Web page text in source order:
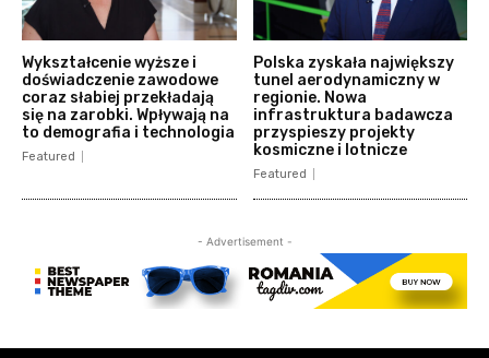
Wykształcenie wyższe i
doświadczenie zawodowe
coraz słabiej przekładają
się na zarobki. Wpływają na
to demografia i technologia
Featured
Polska zyskała największy
tunel aerodynamiczny w
regionie. Nowa
infrastruktura badawcza
przyspieszy projekty
kosmiczne i lotnicze
Featured
- Advertisement -